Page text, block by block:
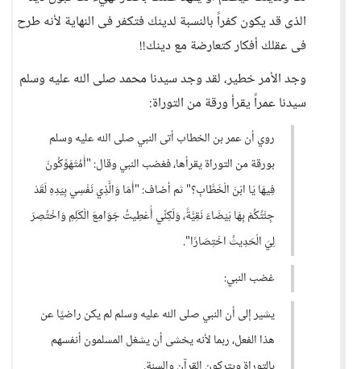
الذى قد يكون كفراً بالنسبة لدينك فتكفر فى النهاية لأنه طرح
فى عقلك أفكار كتعارضة مع دينك!!
وجد الأمر خطير، لقد وجد سيدنا محمد صلى الله عليه وسلم
سيدنا عمراً يقرأ ورقة من التوراة:
روي أن عمر بن الخطاب أتى النبي صلى الله عليه وسلم
بورقة من التوراة يقرأها، فغضب النبي وقال: "أَمُتَهَوِّكُونَ
فِيهَا يَا ابْنَ الْخَطَّابِ؟" ثم أضاف: "أَمَا وَالَّذِي نَفْسِي بِيَدِهِ لَقَدْ
جِئْتُكُمْ بِهَا بَيْضَاءَ نَقِيَّةً، وَلَكِنِّي أُعْطِيتُ جَوَامِعَ الْكَلِمِ وَاخْتُصِرَ
لِيَ الْحَدِيثُ اخْتِصَارًا".
غضب النبي:
يشير إلى أن النبي صلى الله عليه وسلم لم يكن راضيًا عن
هذا الفعل، ربما لأنه يخشى أن يشغل المسلمون أنفسهم